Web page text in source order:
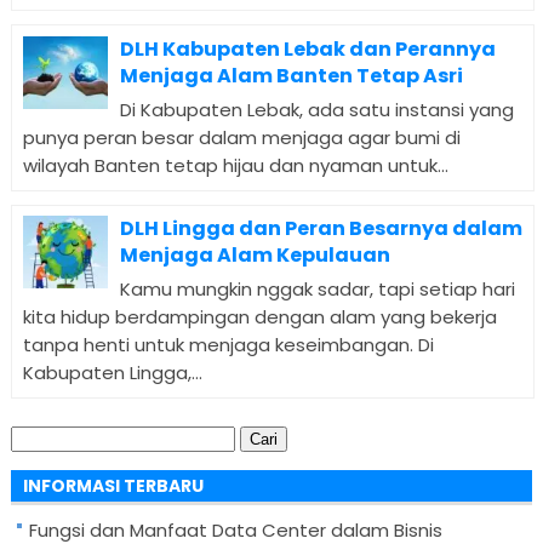
DLH Kabupaten Lebak dan Perannya
Menjaga Alam Banten Tetap Asri
Di Kabupaten Lebak, ada satu instansi yang
punya peran besar dalam menjaga agar bumi di
wilayah Banten tetap hijau dan nyaman untuk...
DLH Lingga dan Peran Besarnya dalam
Menjaga Alam Kepulauan
Kamu mungkin nggak sadar, tapi setiap hari
kita hidup berdampingan dengan alam yang bekerja
tanpa henti untuk menjaga keseimbangan. Di
Kabupaten Lingga,...
Cari
untuk:
INFORMASI TERBARU
Fungsi dan Manfaat Data Center dalam Bisnis